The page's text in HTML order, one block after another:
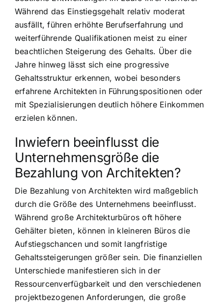
Während das Einstiegsgehalt relativ moderat
ausfällt, führen erhöhte Berufserfahrung und
weiterführende Qualifikationen meist zu einer
beachtlichen Steigerung des Gehalts. Über die
Jahre hinweg lässt sich eine progressive
Gehaltsstruktur erkennen, wobei besonders
erfahrene Architekten in Führungspositionen oder
mit Spezialisierungen deutlich höhere Einkommen
erzielen können.
Inwiefern beeinflusst die
Unternehmensgröße die
Bezahlung von Architekten?
Die Bezahlung von Architekten wird maßgeblich
durch die Größe des Unternehmens beeinflusst.
Während große Architekturbüros oft höhere
Gehälter bieten, können in kleineren Büros die
Aufstiegschancen und somit langfristige
Gehaltssteigerungen größer sein. Die finanziellen
Unterschiede manifestieren sich in der
Ressourcenverfügbarkeit und den verschiedenen
projektbezogenen Anforderungen, die große